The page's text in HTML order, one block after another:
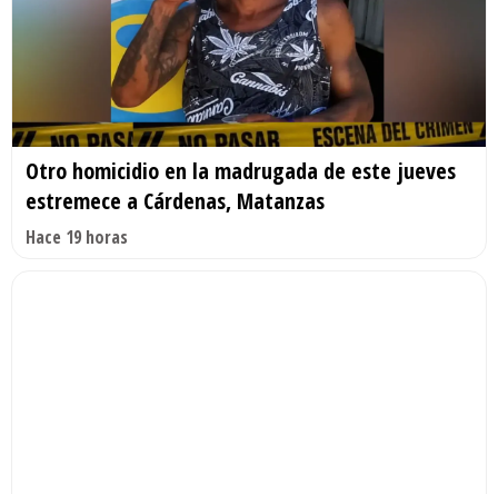
Otro homicidio en la madrugada de este jueves
estremece a Cárdenas, Matanzas
Hace 19 horas